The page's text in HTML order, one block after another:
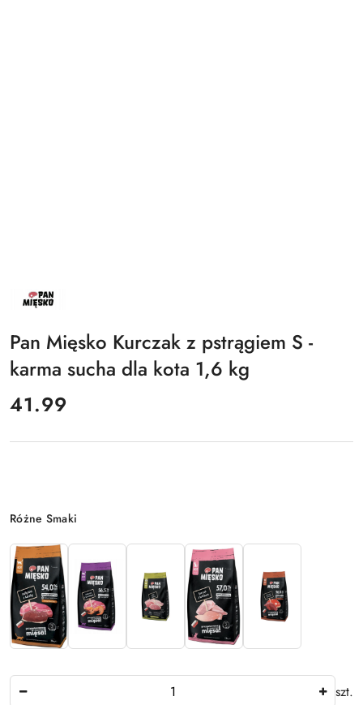
NAZWA
PRODUCENTA:
Pan Mięsko Kurczak z pstrągiem S -
karma sucha dla kota 1,6 kg
cena:
41.99
Wariant
Różne Smaki
szt.